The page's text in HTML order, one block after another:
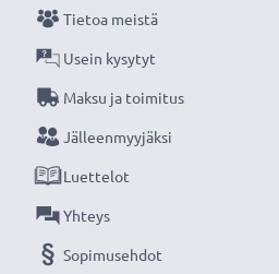
objektiiveihin
✔ Ei sovellu super-, ultra- tai
Tekniset tiedot:
Materiaali:Muovi
Muoto: kukkamalli / tulppaani /
Lisää yksityiskohtia,
- Vastavalosuoja kukkamalli
Tietoa meistä
Usein kysytyt
Maksu ja toimitus
Jälleenmyyjäksi
Luettelot
Yhteys
Sopimusehdot